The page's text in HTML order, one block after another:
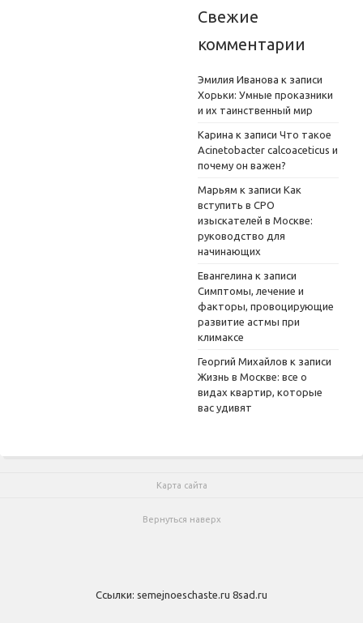
Свежие
комментарии
Эмилия Иванова к записи
Хорьки: Умные проказники
и их таинственный мир
Карина к записи Что такое
Acinetobacter calcoaceticus и
почему он важен?
Марьям к записи Как
вступить в СРО
изыскателей в Москве:
руководство для
начинающих
Евангелина к записи
Симптомы, лечение и
факторы, провоцирующие
развитие астмы при
климаксе
Георгий Михайлов к записи
Жизнь в Москве: все о
видах квартир, которые
вас удивят
Карта сайта
Вернуться наверх
Ссылки: semejnoeschaste.ru 8sad.ru